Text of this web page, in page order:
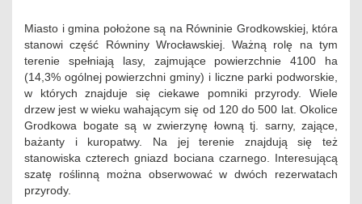
Miasto i gmina położone są na Równinie Grodkowskiej, która
stanowi część Równiny Wrocławskiej. Ważną rolę na tym
terenie spełniają lasy, zajmujące powierzchnie 4100 ha
(14,3% ogólnej powierzchni gminy) i liczne parki podworskie,
w których znajduje się ciekawe pomniki przyrody. Wiele
drzew jest w wieku wahającym się od 120 do 500 lat. Okolice
Grodkowa bogate są w zwierzynę łowną tj. sarny, zające,
bażanty i kuropatwy. Na jej terenie znajdują się też
stanowiska czterech gniazd bociana czarnego. Interesującą
szatę roślinną można obserwować w dwóch rezerwatach
przyrody.